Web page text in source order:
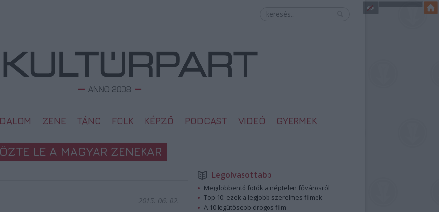
ZENE TÁNC FOLK KÉPZŐ PODCAST VIDEÓ GYERMEK
LE A MAGYAR ZENEKAR
2015. 06. 02.
Legolvasottabb
Megdöbbentő fotók a néptelen fővárosról
Top 10: ezek a legjobb szerelmes filmek
A 10 legütősebb drogos film